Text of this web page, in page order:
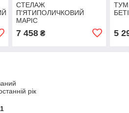
СТЕЛАЖ
П'ЯТИПОЛИЧКОВИЙ
МАРІС
7 458₴ 5
рік